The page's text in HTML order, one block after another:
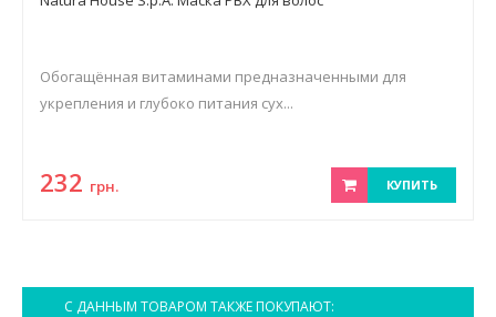
Обогащённая витаминами предназначенными для
укрепления и глубоко питания сух...
232 грн. КУПИТЬ
С ДАННЫМ ТОВАРОМ ТАКЖЕ ПОКУПАЮТ: